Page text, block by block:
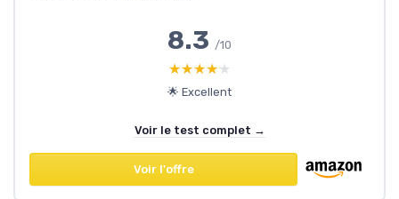
8.3 /10
★★★★★
★★★★★
🌟 Excellent
Voir le test complet →
Voir l'offre